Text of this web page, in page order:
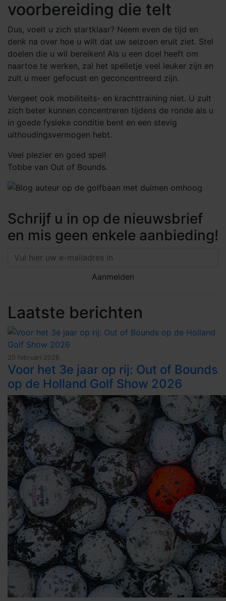
voorbereiding die telt
Dus, voelt u zich startklaar? Neem even de tijd en
denk na over hoe u wilt dat uw seizoen eruit ziet. Stel
doelen die u wil bereiken! Als u een doel heeft om
naartoe te werken, zal het spelletje veel leuker zijn en
zult u meer gefocust en geconcentreerd zijn.
Vergeet ook mobiliteits- en krachttraining niet. U zult
zich beter kunnen concentreren tijdens de ronde als u
in goede fysieke conditie bent en een stevig
uithoudingsvermogen hebt.
Veel plezier en goed spel!
Tobbe van Out of Bounds.
Schrijf u in op de nieuwsbrief
en mis geen enkele aanbieding!
Laatste berichten
20 februari 2026
Voor het 3e jaar op rij: Out of Bounds
op de Holland Golf Show 2026